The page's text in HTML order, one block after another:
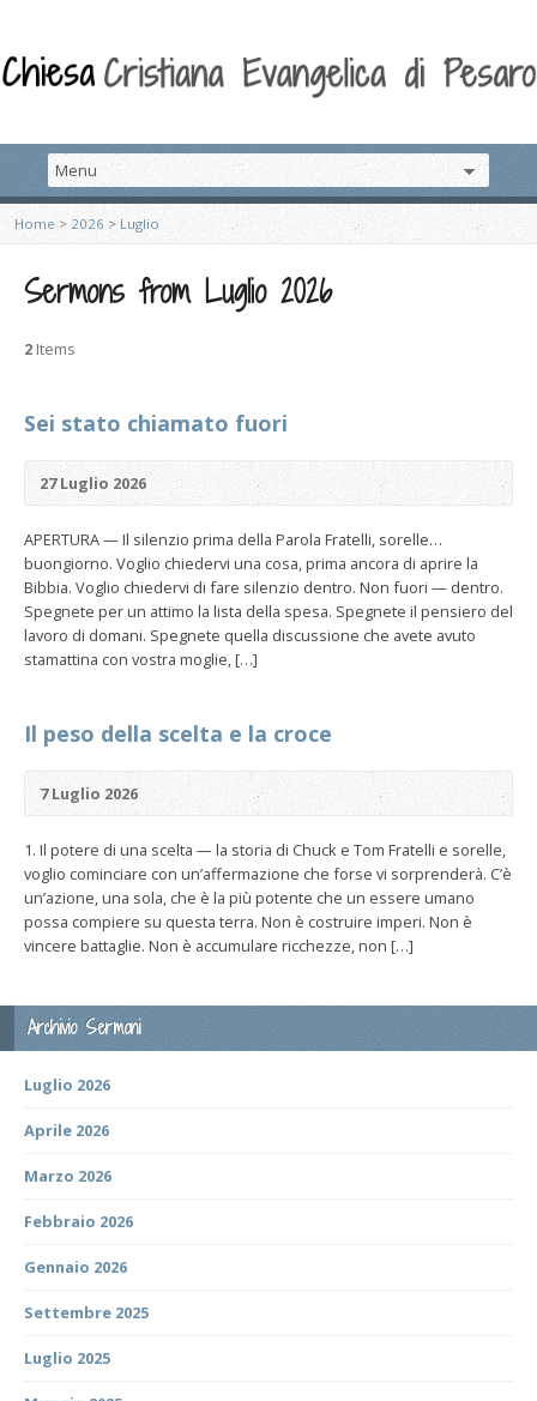
Home > 2026>Luglio
Sermons from Luglio 2026
2 Items
Sei stato chiamato fuori
27 Luglio 2026
APERTURA — Il silenzio prima della Parola Fratelli, sorelle…
buongiorno. Voglio chiedervi una cosa, prima ancora di aprire la
Bibbia. Voglio chiedervi di fare silenzio dentro. Non fuori — dentro.
Spegnete per un attimo la lista della spesa. Spegnete il pensiero del
lavoro di domani. Spegnete quella discussione che avete avuto
stamattina con vostra moglie, […]
Il peso della scelta e la croce
7 Luglio 2026
1. Il potere di una scelta — la storia di Chuck e Tom Fratelli e sorelle,
voglio cominciare con un’affermazione che forse vi sorprenderà. C’è
un’azione, una sola, che è la più potente che un essere umano
possa compiere su questa terra. Non è costruire imperi. Non è
vincere battaglie. Non è accumulare ricchezze, non […]
Archivio Sermoni
Luglio 2026
Aprile 2026
Marzo 2026
Febbraio 2026
Gennaio 2026
Settembre 2025
Luglio 2025